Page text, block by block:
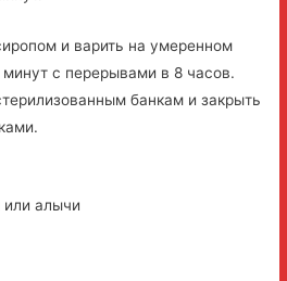
и варить на умеренном
с перерывами в 8 часов.
банкам и закрыть
или алычи